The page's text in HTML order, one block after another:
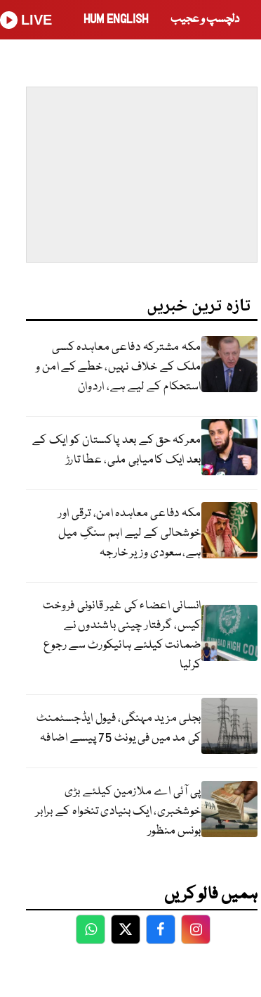
دلچسپ و عجیب HUM ENGLISH
LIVE
تازہ ترین خبریں
مکہ مشترکہ دفاعی معاہدہ کسی
ملک کے خلاف نہیں، خطے کے امن و
استحکام کے لیے ہے، اردوان
معرکہ حق کے بعد پاکستان کو ایک کے
بعد ایک کامیابی ملی، عطا تارڑ
مکہ دفاعی معاہدہ امن، ترقی اور
خوشحالی کے لیے اہم سنگِ میل
ہے،سعودی وزیر خارجہ
انسانی اعضاء کی غیر قانونی فروخت
کیس، گرفتار چینی باشندوں نے
ضمانت کیلئے ہائیکورٹ سے رجوع
کرلیا
بجلی مزید مہنگی، فیول ایڈجسٹمنٹ
کی مد میں فی یونٹ 75 پیسے اضافہ
پی آئی اے ملازمین کیلئے بڑی
خوشخبری، ایک بنیادی تنخواہ کے برابر
بونس منظور
ہمیں فالو کریں
WhatsApp
TwitterFacebookFacebook